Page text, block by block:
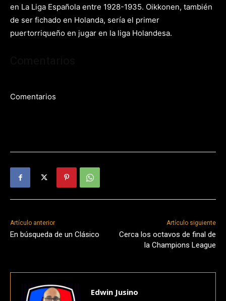
en La Liga Española entre 1928-1935. Oikkonen, también
de ser fichado en Holanda, sería el primer
puertorriqueño en jugar en la liga Holandesa.
Comentarios
Artículo anterior
En búsqueda de un Clásico
Artículo siguiente
Cerca los octavos de final de
la Champions League
Edwin Jusino